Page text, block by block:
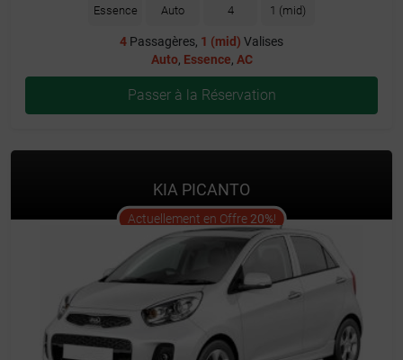
Essence Auto 4 1 (mid)
4 Passagères, 1 (mid) Valises
Auto, Essence, AC
Passer à la Réservation
KIA PICANTO
Actuellement en Offre 20%!offer